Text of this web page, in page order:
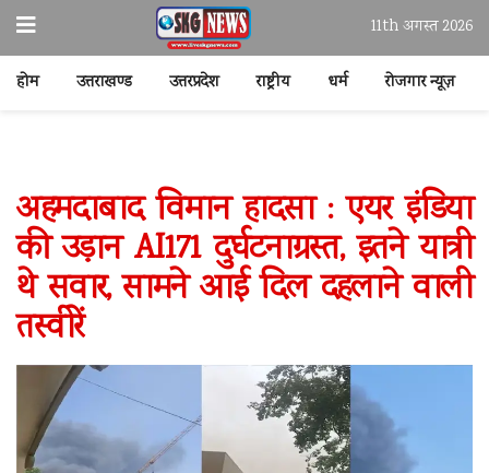
11th अगस्त 2026
होम उत्तराखण्ड उत्तरप्रदेश राष्ट्रीय धर्म रोजगार न्यूज़
अहमदाबाद विमान हादसा : एयर इंडिया
की उड़ान AI171 दुर्घटनाग्रस्त, इतने यात्री
थे सवार, सामने आई दिल दहलाने वाली
तस्वीरें